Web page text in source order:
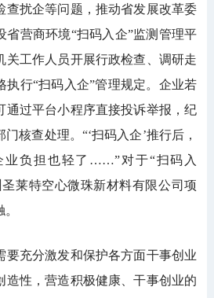
查扰企等问题，推动省发展改革委
省营商环境“扫码入企”监测管理平
关工作人员开展行政检查、调研走
执行“扫码入企”管理规定。企业若
通过平台小程序直接投诉举报，纪
核查处理。“‘扫码入企’推行后，
业负担也轻了……”对于“扫码入
莱特空心微珠新材料有限公司项
充分激发和保护各方面干事创业
造性，营造积极健康、干事创业的